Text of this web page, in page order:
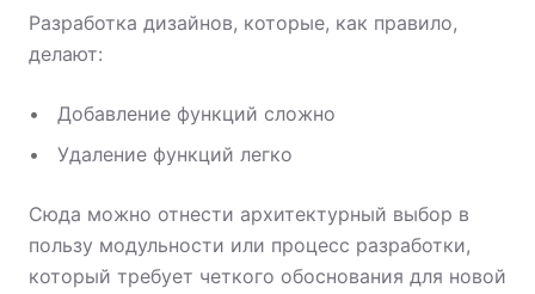
Разработка дизайнов, которые, как правило,
делают:
Добавление функций сложно
Удаление функций легко
Сюда можно отнести архитектурный выбор в
пользу модульности или процесс разработки,
который требует четкого обоснования для новой